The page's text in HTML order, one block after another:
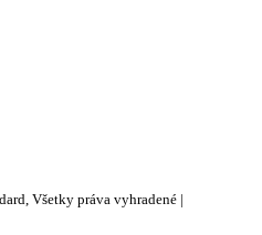
Všetky práva vyhradené |